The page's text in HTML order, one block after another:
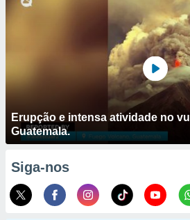
Erupção e intensa atividade no
Guatemala.
Siga-nos